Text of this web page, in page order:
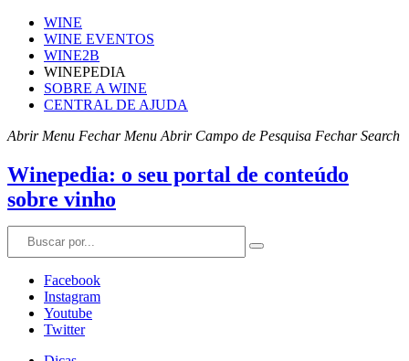
WINE
WINE EVENTOS
WINE2B
WINEPEDIA
SOBRE A WINE
CENTRAL DE AJUDA
Abrir Menu Fechar Menu Abrir Campo de Pesquisa Fechar Search
Winepedia: o seu portal de conteúdo
sobre vinho
Facebook
Instagram
Youtube
Twitter